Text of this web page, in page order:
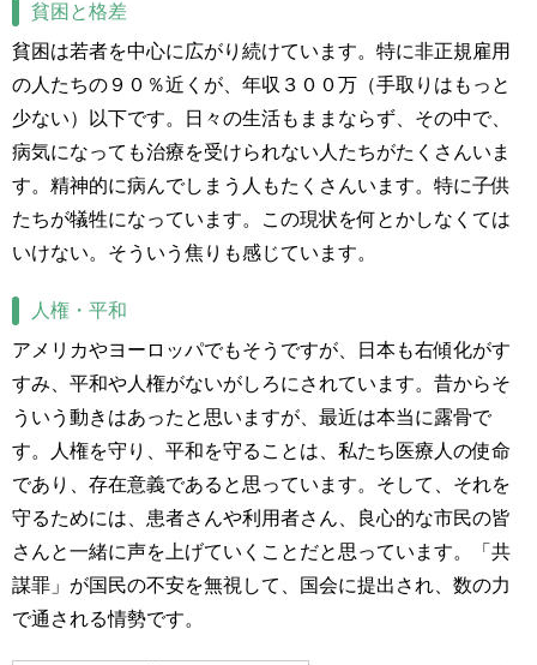
貧困と格差
貧困は若者を中心に広がり続けています。特に非正規雇用
の人たちの９０％近くが、年収３００万（手取りはもっと
少ない）以下です。日々の生活もままならず、その中で、
病気になっても治療を受けられない人たちがたくさんいま
す。精神的に病んでしまう人もたくさんいます。特に子供
たちが犠牲になっています。この現状を何とかしなくては
いけない。そういう焦りも感じています。
人権・平和
アメリカやヨーロッパでもそうですが、日本も右傾化がす
すみ、平和や人権がないがしろにされています。昔からそ
ういう動きはあったと思いますが、最近は本当に露骨で
す。人権を守り、平和を守ることは、私たち医療人の使命
であり、存在意義であると思っています。そして、それを
守るためには、患者さんや利用者さん、良心的な市民の皆
さんと一緒に声を上げていくことだと思っています。「共
謀罪」が国民の不安を無視して、国会に提出され、数の力
で通される情勢です。